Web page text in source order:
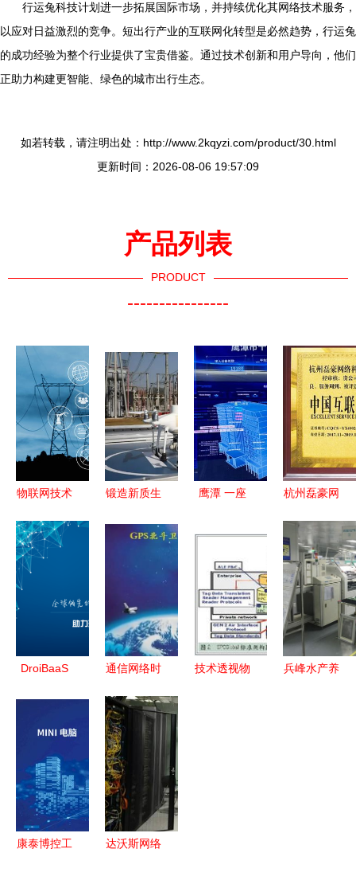
行运兔科技计划进一步拓展国际市场，并持续优化其网络技术服务，
以应对日益激烈的竞争。短出行产业的互联网化转型是必然趋势，行运兔
的成功经验为整个行业提供了宝贵借鉴。通过技术创新和用户导向，他们
正助力构建更智能、绿色的城市出行生态。
如若转载，请注明出处：http://www.2kqyzi.com/product/30.html
更新时间：2026-08-06 19:57:09
产品列表
PRODUCT
----------------
物联网技术
络技术服务
行业 核心
受益者与未
锻造新质生
科技以核心
跃升
鹰潭 一座
能的智慧新
城
杭州磊豪网
卓越技术服
务，铸就互
联网行业优
秀服务商
DroiBaaS
型云服务与
网络技术新
篇章
通信网络时
探析 PTP
网络授时服
务器的原理
与应用
技术透视物
兵峰水产养
康泰博控工
达沃斯网络